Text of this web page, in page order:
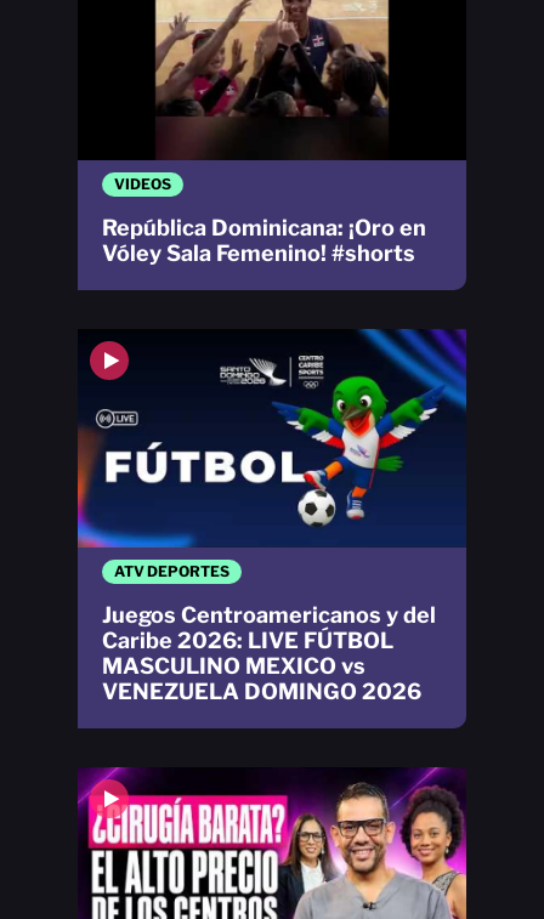
VIDEOS
República Dominicana: ¡Oro en
Vóley Sala Femenino! #shorts
ATV DEPORTES
Juegos Centroamericanos y del
Caribe 2026: LIVE FÚTBOL
MASCULINO MEXICO vs
VENEZUELA DOMINGO 2026